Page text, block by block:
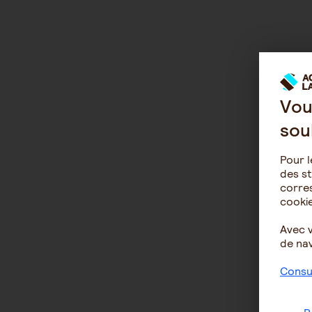
Pour
des
Avec
de